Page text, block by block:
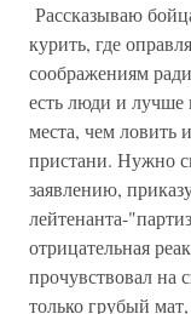
Рассказываю
курить, где
соображениям
есть люди и лучше
места, чем ловить
пристани. Нужно
заявлению,
лейтенанта-
отрицательная
прочувствовал на
только грубый